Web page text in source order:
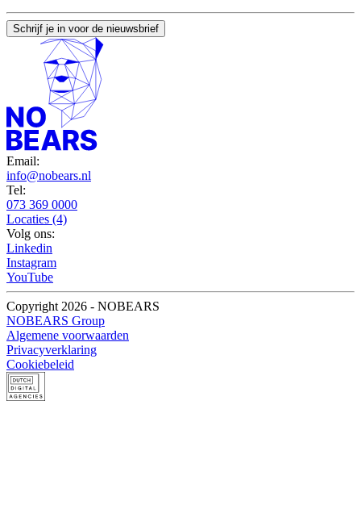
Schrijf je in voor de nieuwsbrief
Email:
info@nobears.nl
Tel:
073 369 0000
Locaties (4)
Volg ons:
Linkedin
Instagram
YouTube
Copyright 2026 - NOBEARS
NOBEARS Group
Algemene voorwaarden
Privacyverklaring
Cookiebeleid